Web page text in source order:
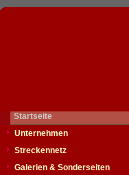
Startseite
Unternehmen
Streckennetz
Galerien & Sonderseiten